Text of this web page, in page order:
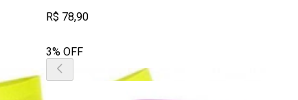
R$ 78,90
3% OFF